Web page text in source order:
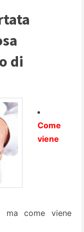
di
Come
viene
ma come viene